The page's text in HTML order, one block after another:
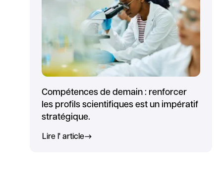
Compétences de demain : renforcer
les profils scientifiques est un impératif
stratégique.
Lire l' article